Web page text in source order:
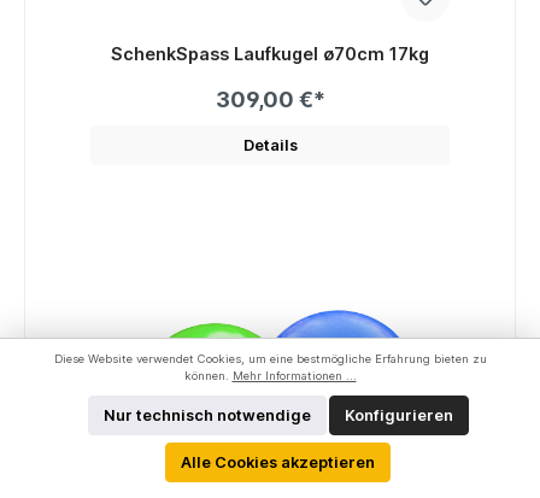
SchenkSpass Laufkugel ø70cm 17kg
309,00 €*
Details
Diese Website verwendet Cookies, um eine bestmögliche Erfahrung bieten zu
können.
Mehr Informationen ...
Nur technisch notwendige Konfigurieren
Alle Cookies akzeptieren